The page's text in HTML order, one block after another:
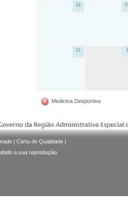
24
31 1
Medicina Desportiva
| Carta de Qualidade |
a sua reprodução.